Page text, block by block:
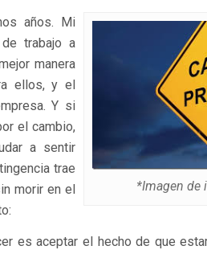
*Imagen de
años. Mi
trabajo a
manera
ellos, y el
Y si
el cambio,
a sentir
trae
morir en el
es aceptar el hecho de que